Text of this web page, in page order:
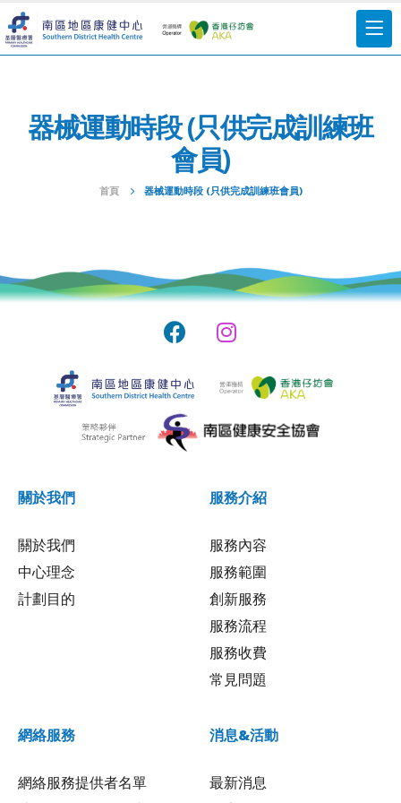
器械運動時段 (只供完成訓練班
會員)
首頁 器械運動時段 (只供完成訓練班會員)
關於我們
關於我們
中心理念
計劃目的
服務介紹
服務內容
服務範圍
創新服務
服務流程
服務收費
常見問題
網絡服務
網絡服務提供者名單
消息&活動
最新消息